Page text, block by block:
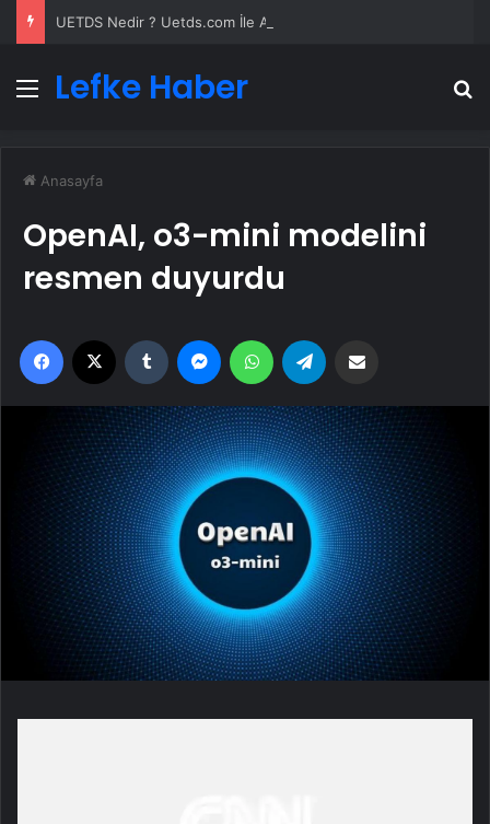
Menü
Lefke Haber
Anasayfa
OpenAI, o3-mini modelini
resmen duyurdu
Facebook Tumblr MessengerWhatsApp